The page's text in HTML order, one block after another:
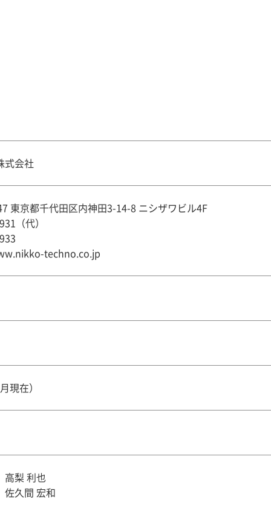
式会社
東京都千代田区内神田3-14-8 ニシザワビル4F
（代）
techno.co.jp
現在）
梨 利也
久間 宏和